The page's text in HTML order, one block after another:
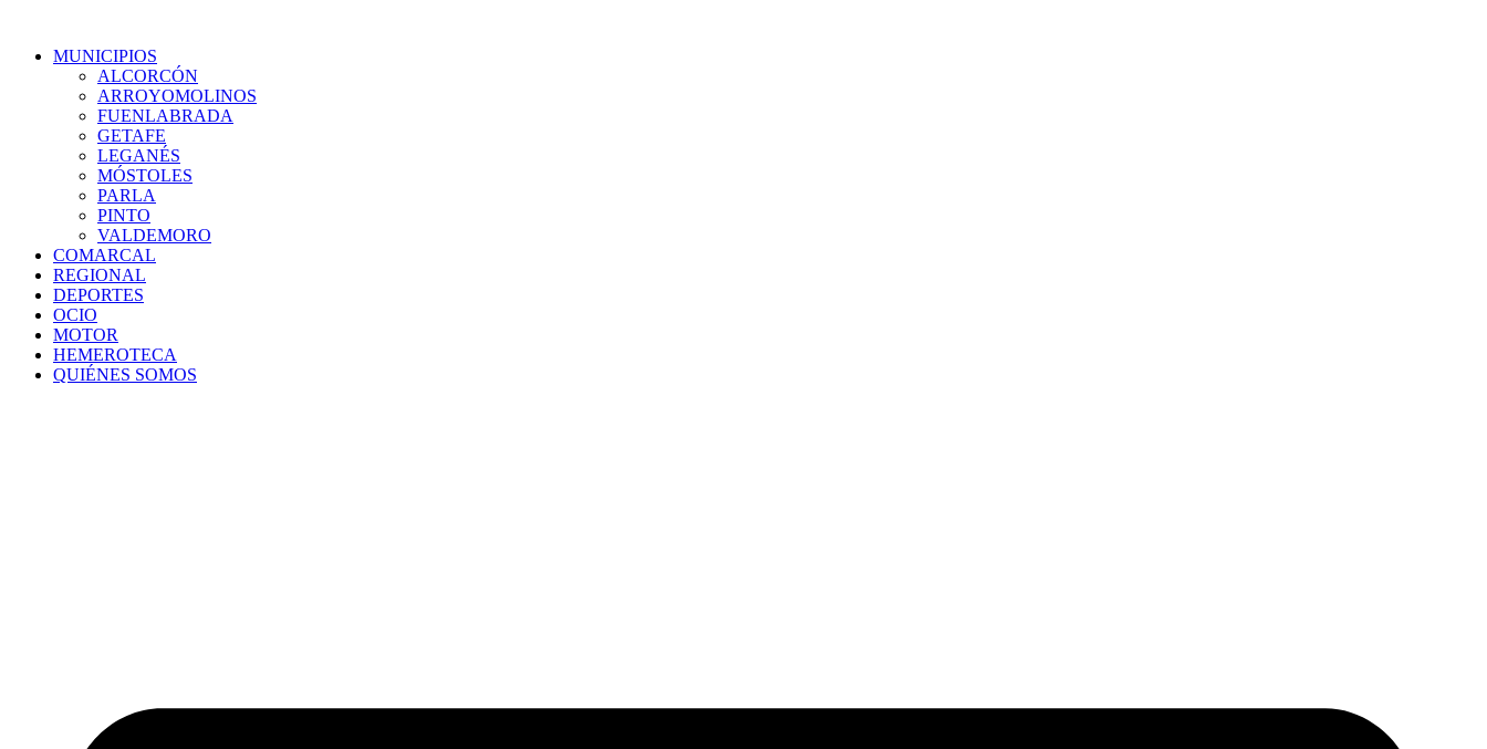
MUNICIPIOS
ALCORCÓN
ARROYOMOLINOS
FUENLABRADA
GETAFE
LEGANÉS
MÓSTOLES
PARLA
PINTO
VALDEMORO
COMARCAL
REGIONAL
DEPORTES
OCIO
MOTOR
HEMEROTECA
QUIÉNES SOMOS